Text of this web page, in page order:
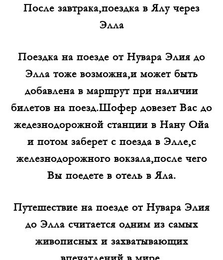
После завтрака,поездка в Ялу через
Элла
Поездка на поезде от Нувара Элия до
Элла тоже возможна,и может быть
добавлена в маршрут при наличии
билетов на поезд.Шофер довезет Вас до
жедезнодорожной станции в Нану Ойа
и потом заберет с поезда в Элле,с
железнодорожного вокзала,после чего
Вы поедете в отель в Яла.
Путешествие на поезде от Нувара Элия
до Элла считается одним из самых
живописных и захватывающих